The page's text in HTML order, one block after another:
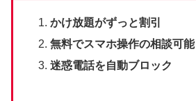
かけ放題がずっと割引
無料でスマホ操作の相談可能
迷惑電話を自動ブロック